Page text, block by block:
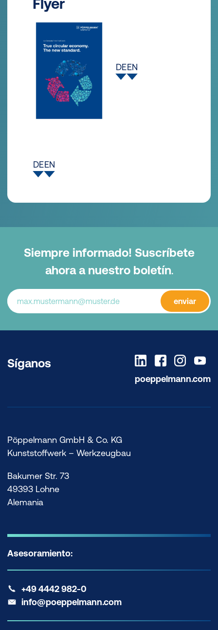
Flyer
DEEN
DEEN
Siempre informado! Suscríbete
ahora a nuestro boletín.
enviar
Síganos
poeppelmann.com
Pöppelmann GmbH & Co. KG
Kunststoffwerk – Werkzeugbau
Bakumer Str. 73
49393 Lohne
Alemania
Asesoramiento:
+49 4442 982-0
info@poeppelmann.com